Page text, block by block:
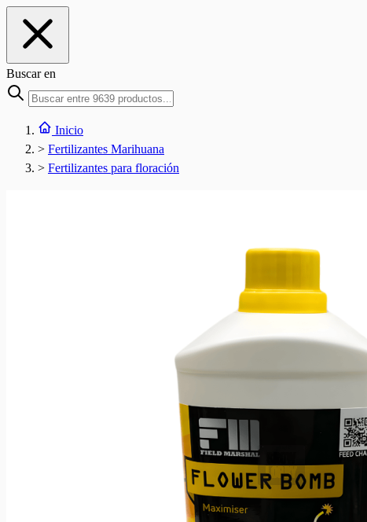
Buscar en
Inicio
> Fertilizantes Marihuana
> Fertilizantes para floración